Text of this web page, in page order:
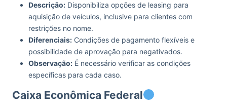
Descrição: Disponibiliza opções de leasing para
aquisição de veículos, inclusive para clientes com
restrições no nome.
Diferenciais: Condições de pagamento flexíveis e
possibilidade de aprovação para negativados.
Observação: É necessário verificar as condições
específicas para cada caso.
Caixa Econômica Federal